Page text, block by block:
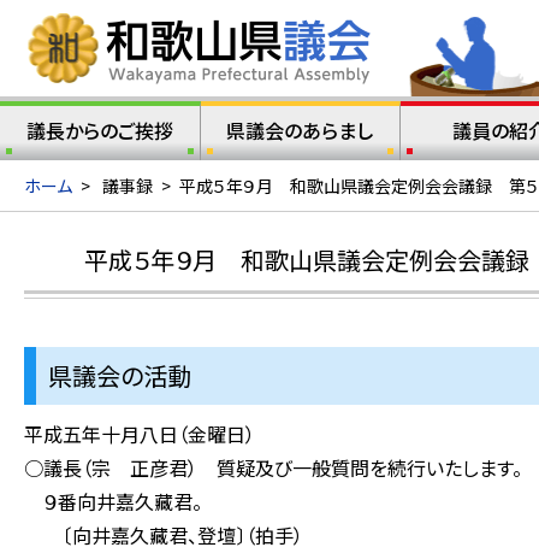
議長からのご挨拶 県議会のあらまし 議員の紹
ホーム > 議事録 > 平成５年９月 和歌山県議会定例会会議録 第５
平成５年９月 和歌山県議会定例会会議録
県議会の活動
平成五年十月八日（金曜日）
○議長（宗 正彦君） 質疑及び一般質問を続行いたします。
９番向井嘉久藏君。
〔向井嘉久藏君、登壇〕（拍手）